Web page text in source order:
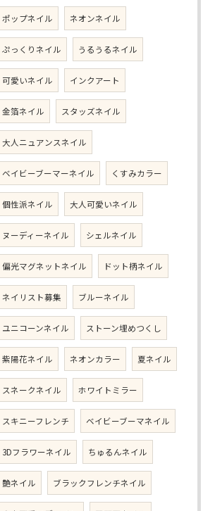
ポップネイル ネオンネイル
ぷっくりネイル うるうるネイル
可愛いネイル インクアート
金箔ネイル スタッズネイル
大人ニュアンスネイル
ベイビーブーマーネイル くすみカラー
個性派ネイル 大人可愛いネイル
ヌーディーネイル シェルネイル
偏光マグネットネイル ドット柄ネイル
ネイリスト募集 ブルーネイル
ユニコーンネイル ストーン埋めつくし
紫陽花ネイル ネオンカラー 夏ネイル
スネークネイル ホワイトミラー
スキニーフレンチ ベイビーブーマネイル
3Dフラワーネイル ちゅるんネイル
艶ネイル ブラックフレンチネイル